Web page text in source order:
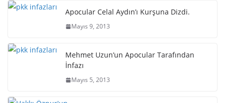
Apocular Celal Aydın’ı Kurşuna Dizdi.
Mayıs 9, 2013
Mehmet Uzun’un Apocular Tarafından
İnfazı
Mayıs 5, 2013